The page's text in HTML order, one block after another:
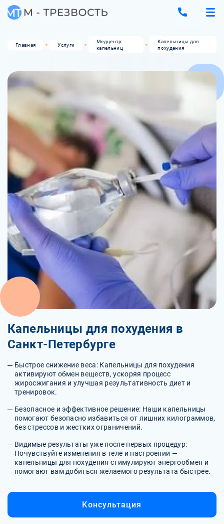
Главная Услуги
Медцентр
капельниц
Капельницы для
похудения
Капельницы для похудения в
Санкт-Петербурге
Быстрое снижение веса: Капельницы для похудения
активируют обмен веществ, ускоряя процесс
жиросжигания и улучшая результативность диет и
тренировок.
Безопасное и эффективное решение: Наши капельницы
помогают безопасно избавиться от лишних килограммов,
без стрессов и жестких ограничений.
Видимые результаты уже после первых процедур:
Почувствуйте изменения в теле и настроении —
капельницы для похудения стимулируют энергообмен и
помогают вам добиться желаемого результата быстрее.
Консультация